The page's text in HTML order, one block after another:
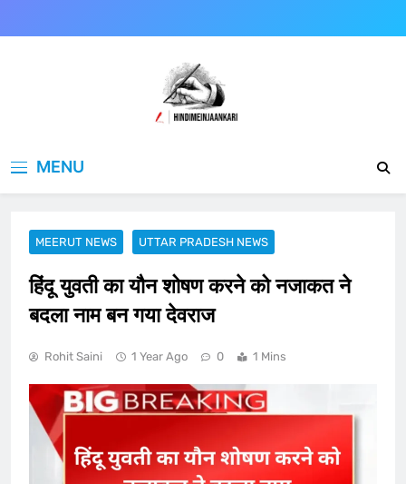
to
MENU
MEERUT NEWS UTTAR PRADESH NEWS
हिंदू युवती का यौन शोषण करने को नजाकत ने
बदला नाम बन गया देवराज
Rohit Saini 1 Year Ago 0 1 Mins